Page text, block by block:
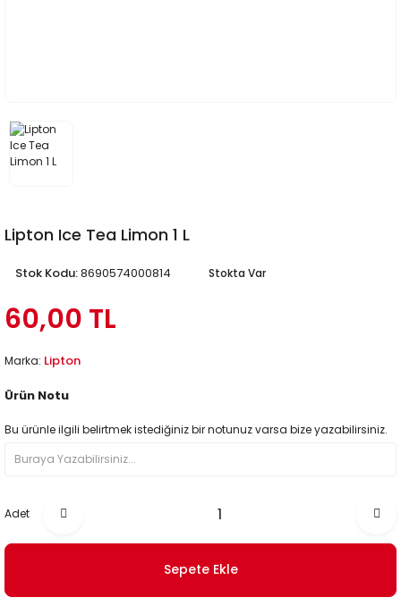
Lipton Ice Tea Limon 1 L
Stok Kodu:8690574000814 Stokta Var
60,00 TL
Marka: Lipton
Ürün Notu
Bu ürünle ilgili belirtmek istediğiniz bir notunuz varsa bize yazabilirsiniz.
Adet
Sepete Ekle